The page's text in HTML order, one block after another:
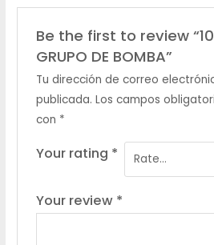
Be the first to review
GRUPO DE BOMBA”
Tu dirección de correo
publicada. Los campos
con *
Your rating *
Your review *